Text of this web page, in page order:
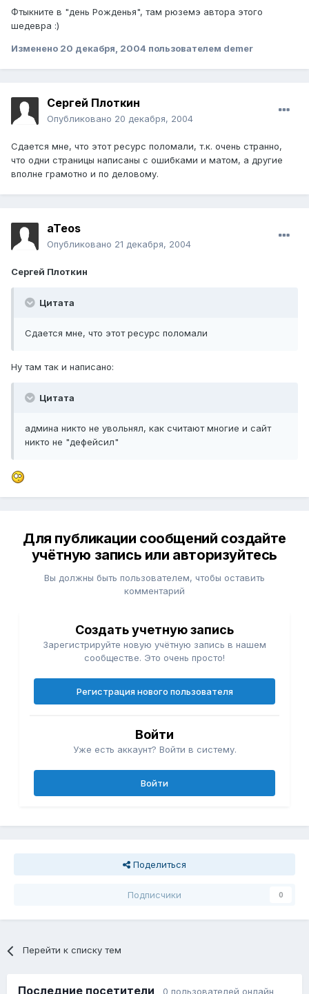
Фтыкните в "день Рожденья", там рюземэ автора этого
шедевра :)
Изменено 20 декабря, 2004 пользователем demer
Сергей Плоткин
Опубликовано 20 декабря, 2004
Сдается мне, что этот ресурс поломали, т.к. очень странно,
что одни страницы написаны с ошибками и матом, а другие
вполне грамотно и по деловому.
aTeos
Опубликовано 21 декабря, 2004
Сергей Плоткин
Цитата
Сдается мне, что этот ресурс поломали
Ну там так и написано:
Цитата
админа никто не увольнял, как считают многие и сайт
никто не "дефейсил"
Для публикации сообщений создайте
учётную запись или авторизуйтесь
Вы должны быть пользователем, чтобы оставить
комментарий
Создать учетную запись
Зарегистрируйте новую учётную запись в нашем
сообществе. Это очень просто!
Регистрация нового пользователя
Войти
Уже есть аккаунт? Войти в систему.
Войти
Поделиться
Подписчики 0
Перейти к списку тем
Последние посетители 0 пользователей онлайн